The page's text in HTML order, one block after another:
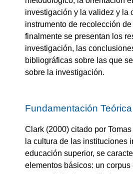
investigación y la validez y la
instrumento de recolección
finalmente se presentan los
investigación, las
bibliográficas sobre las que
sobre la investigación.
Fundamentación Teórica
Clark (2000) citado por
la cultura de las instituciones
educación superior, se
elementos básicos: un corpus